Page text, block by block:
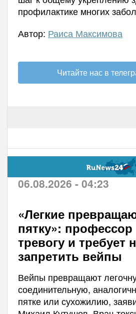
профилактике многих
Автор: Раиса Максимова
Читайте нас в
06.08.2026 - 04:23
«Легкие
пятку»:
тревогу и требует
запретить вейпы
Вейпы превращают
соединительную,
пятке или сухожилию,